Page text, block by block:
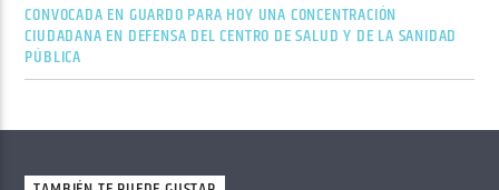
CONVOCADA EN GUARDO PARA HOY UNA CONCENTRACIÓN
CIUDADANA EN DEFENSA DEL CENTRO DE SALUD Y DE LA SANIDAD
PÚBLICA